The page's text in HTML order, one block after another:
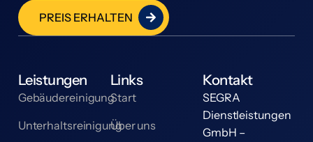
PREIS ERHALTEN
Leistungen
Gebäudereinigung
Unterhaltsreinigung
Links
Start
Über uns
Kontakt
SEGRA
Dienstleistungen
GmbH –